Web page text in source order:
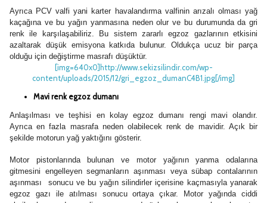
Ayrıca PCV valfi yani karter havalandırma valfinin arızalı olması yağ
kaçağına ve bu yağın yanmasına neden olur ve bu durumunda da gri
renk ile karşılaşabiliriz. Bu sistem zararlı egzoz gazlarının etkisini
azaltarak düşük emisyona katkıda bulunur. Oldukça ucuz bir parça
olduğu için değiştirme masrafı düşüktür.
[img=640x0]http://www.sekizsilindir.com/wp-
content/uploads/2015/12/gri_egzoz_dumanC4B1.jpg[/img]
Mavi renk egzoz dumanı
Anlaşılması ve teşhisi en kolay egzoz dumanı rengi mavi olandır.
Ayrıca en fazla masrafa neden olabilecek renk de mavidir. Açık bir
şekilde motorun yağ yaktığını gösterir.
Motor pistonlarında bulunan ve motor yağının yanma odalarına
gitmesini engelleyen segmanların aşınması veya sübap contalarının
aşınması sonucu ve bu yağın silindirler içerisine kaçmasıyla yanarak
egzoz gazı ile atılması sonucu ortaya çıkar. Motor yağında ciddi